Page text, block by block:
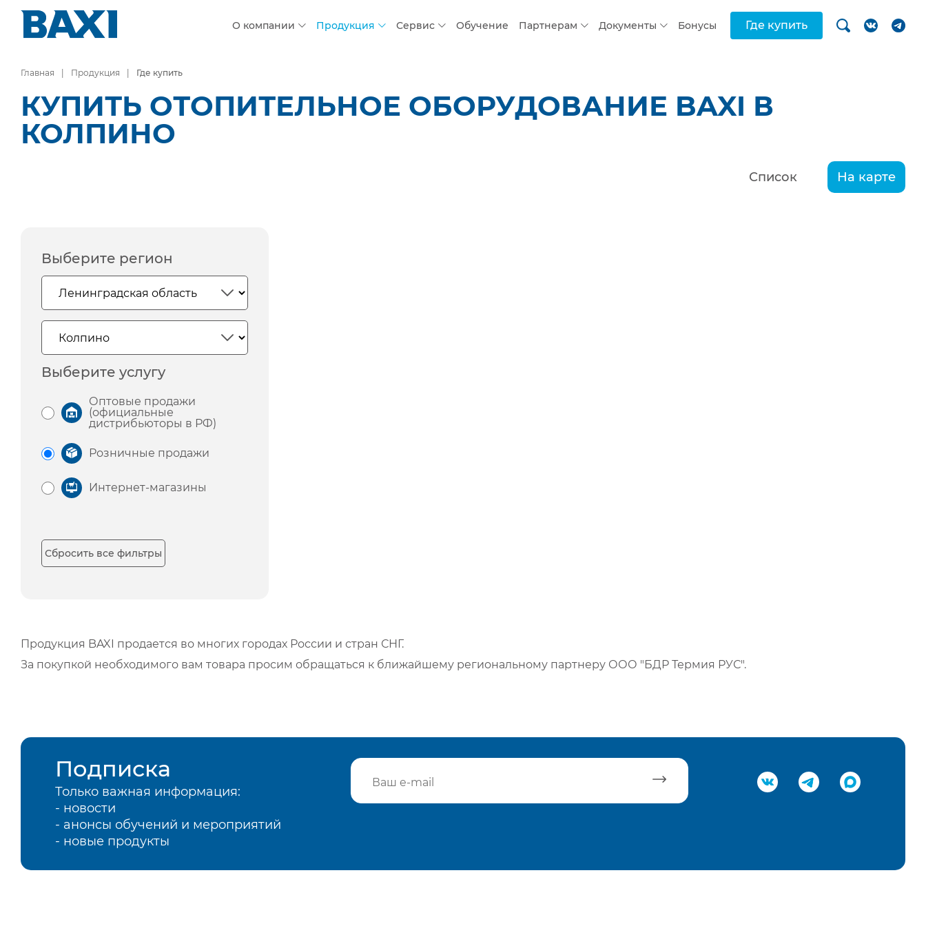
О компании Продукция Сервис Обучение Партнерам Документы Бонусы Где купить
Главная Продукция Где купить
КУПИТЬ ОТОПИТЕЛЬНОЕ ОБОРУДОВАНИЕ BAXI В
КОЛПИНО
Список На карте
Выберите регион
Выберите услугу
Оптовые продажи
(официальные
дистрибьюторы в РФ)
Розничные продажи
Интернет-магазины
Сбросить все фильтры
Продукция BAXI продается во многих городах России и стран СНГ.
За покупкой необходимого вам товара просим обращаться к ближайшему региональному партнеру ООО "БДР Термия РУС".
Подписка
Только важная информация:
- новости
- анонсы обучений и мероприятий
- новые продукты